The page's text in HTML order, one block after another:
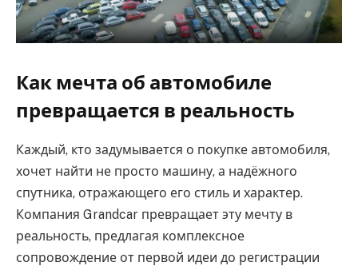
Как мечта об автомобиле
превращается в реальность
Каждый, кто задумывается о покупке автомобиля,
хочет найти не просто машину, а надёжного
спутника, отражающего его стиль и характер.
Компания Grandcar превращает эту мечту в
реальность, предлагая комплексное
сопровождение от первой идеи до регистрации